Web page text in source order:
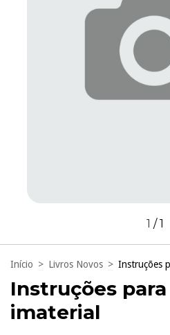
1 /1
Início > Livros Novos > Instruções
Instruções
imaterial